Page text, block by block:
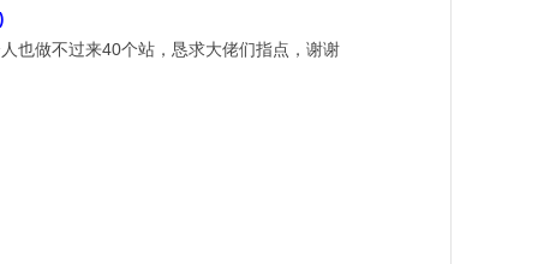
也做不过来40个站，恳求大佬们指点，谢谢